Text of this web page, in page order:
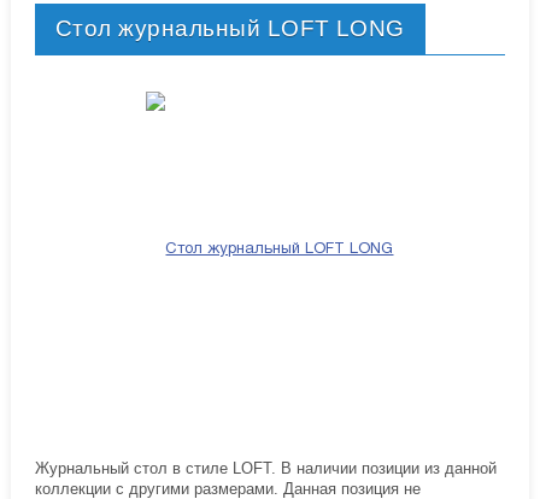
Стол журнальный LOFT LONG
Журнальный стол в стиле LOFT. В наличии позиции из данной
коллекции с другими размерами. Данная позиция не